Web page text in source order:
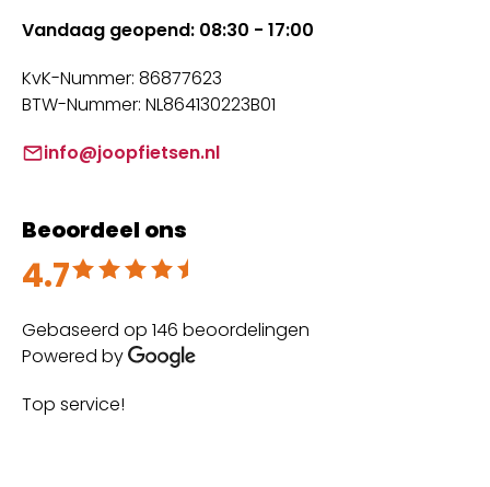
Vandaag geopend: 08:30 - 17:00
KvK-Nummer: 86877623
BTW-Nummer: NL864130223B01
info@joopfietsen.nl
Beoordeel ons
4.7
Beoordeeld met 4.7 uit 5
Gebaseerd op 146 beoordelingen
Powered by
Top service!